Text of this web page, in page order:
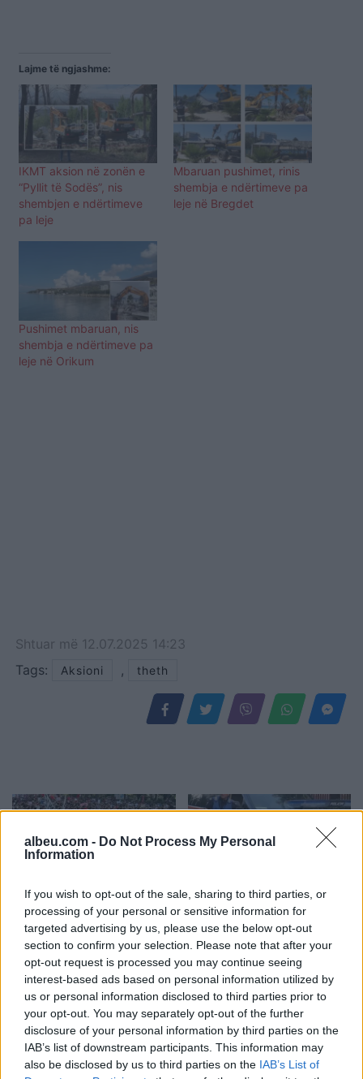
albeu.com - Do Not Process My Personal
Information
If you wish to opt-out of the sale, sharing to third parties, or
processing of your personal or sensitive information for
targeted advertising by us, please use the below opt-out
section to confirm your selection. Please note that after your
opt-out request is processed you may continue seeing
interest-based ads based on personal information utilized by
us or personal information disclosed to third parties prior to
your opt-out. You may separately opt-out of the further
disclosure of your personal information by third parties on the
IAB’s list of downstream participants. This information may
also be disclosed by us to third parties on the IAB’s List of
Lajme të ngjashme:
IKMT aksion në zonën e
“Pyllit të Sodës”, nis
shembjen e ndërtimeve
pa leje
Mbaruan pushimet, rinis
shembja e ndërtimeve pa
leje në Bregdet
Pushimet mbaruan, nis
shembja e ndërtimeve pa
leje në Orikum
Shtuar më 12.07.2025 14:23
Tags:
Aksioni , theth
Protesta hyn në ditën e
70-të, Steve Hanke:
Shqiptarët vijojnë revoltën
kundër korrupsionit,
Rama duhet të largohet
Shpërthim me tritol në
banesën e 72-vjeçarit në
Tufinë, në kërkim tre
vëllezër